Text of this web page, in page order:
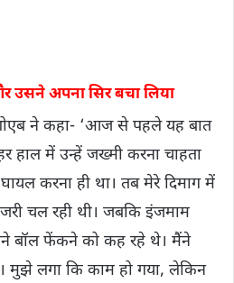
उसने अपना सिर बचा लिया
ने कहा- ‘आज से पहले यह बात
हाल में उन्हें जख्मी करना चाहता
करना ही था। तब मेरे दिमाग में
चल रही थी। जबकि इंजमाम
बॉल फेंकने को कह रहे थे। मैंने
मुझे लगा कि काम हो गया, लेकिन